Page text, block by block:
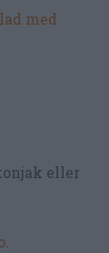
med
eller
.